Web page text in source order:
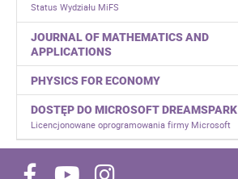
Status Wydziału MiFS
JOURNAL OF MATHEMATICS AND
APPLICATIONS
PHYSICS FOR ECONOMY
DOSTĘP DO MICROSOFT DREAMSPARK
Licencjonowane oprogramowania firmy Microsoft